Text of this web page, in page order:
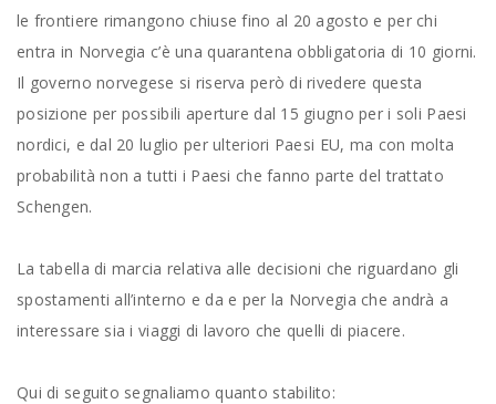
le frontiere rimangono chiuse fino al 20 agosto e per chi
entra in Norvegia c’è una quarantena obbligatoria di 10 giorni.
Il governo norvegese si riserva però di rivedere questa
posizione per possibili aperture dal 15 giugno per i soli Paesi
nordici, e dal 20 luglio per ulteriori Paesi EU, ma con molta
probabilità non a tutti i Paesi che fanno parte del trattato
Schengen.
La tabella di marcia relativa alle decisioni che riguardano gli
spostamenti all’interno e da e per la Norvegia che andrà a
interessare sia i viaggi di lavoro che quelli di piacere.
Qui di seguito segnaliamo quanto stabilito: